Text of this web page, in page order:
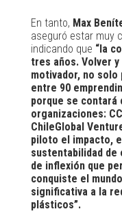
En tanto, Max
aseguró estar muy
indicando que “la
tres años. Volver
motivador, no
entre 90
porque se contará
organizaciones:
ChileGlobal
piloto el impacto,
sustentabilidad
de inflexión que
conquiste el
significativa a la
plásticos”.